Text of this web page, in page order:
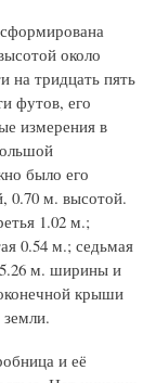
около
на тридцать пять
футов, его
измерения в
было его
0.70 м. высотой.
1.02 м.;
0.54 м.; седьмая
5.26 м. ширины и
крыши
и её